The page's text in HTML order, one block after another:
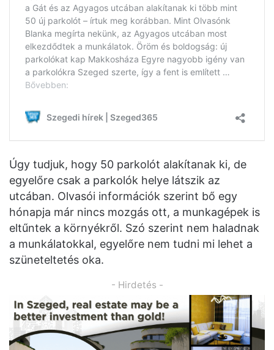
Úgy tudjuk, hogy 50 parkolót alakítanak ki, de
egyelőre csak a parkolók helye látszik az
utcában. Olvasói információk szerint bő egy
hónapja már nincs mozgás ott, a munkagépek is
eltűntek a környékről. Szó szerint nem haladnak
a munkálatokkal, egyelőre nem tudni mi lehet a
szüneteltetés oka.
- Hirdetés -